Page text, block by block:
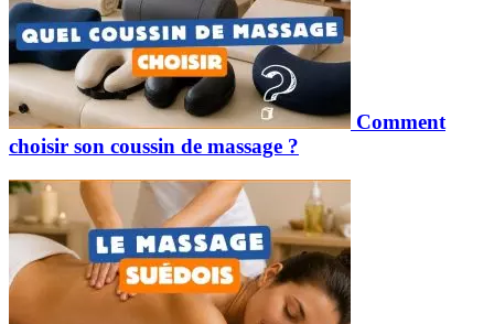
Comment
choisir son coussin de massage ?